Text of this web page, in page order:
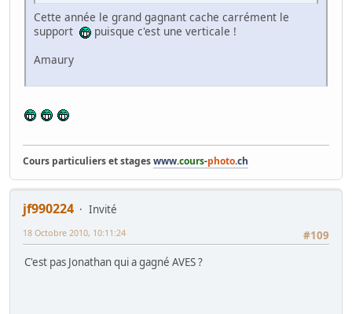
Cette année le grand gagnant cache carrément le
support
puisque c'est une verticale !
Amaury
Cours particuliers et stageswww.cours-photo.ch
jf990224
Invité
#109
18 Octobre 2010, 10:11:24
C'est pas Jonathan qui a gagné AVES ?